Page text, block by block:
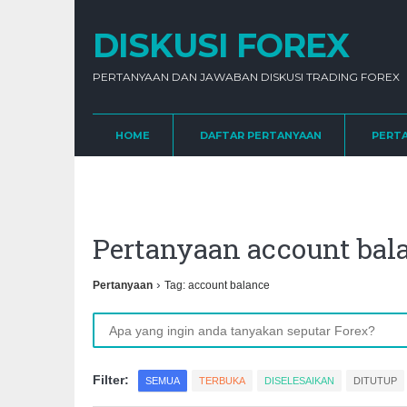
DISKUSI FOREX
PERTANYAAN DAN JAWABAN DISKUSI TRADING FOREX
HOME DAFTAR PERTANYAAN
Pertanyaan account
Pertanyaan › Tag: account balance
Filter: SEMUA TERBUKA DISELESAIKAN DITUTUP